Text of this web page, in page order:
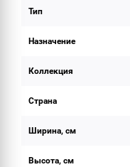
Тип
Назначение
Коллекция
Страна
Ширина, см
Высота, см